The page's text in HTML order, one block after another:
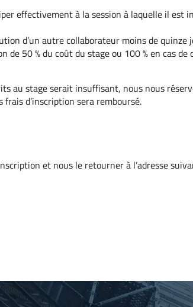
effectivement à la session à laquelle il est
d’un autre collaborateur moins de
de 50 % du coût du stage ou 100 % en cas
au stage serait insuffisant, nous nous
frais d’inscription sera remboursé.
et nous le retourner à l’adresse